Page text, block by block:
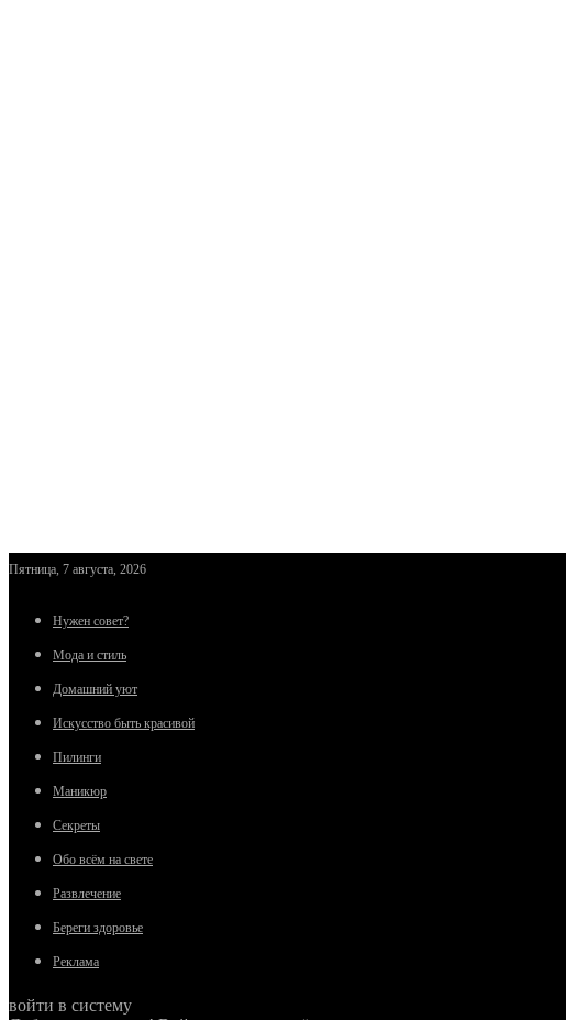
Пятница, 7 августа, 2026
Нужен совет?
Мода и стиль
Домашний уют
Искусство быть красивой
Пилинги
Маникюр
Секреты
Обо всём на свете
Развлечение
Береги здоровье
Реклама
войти в систему